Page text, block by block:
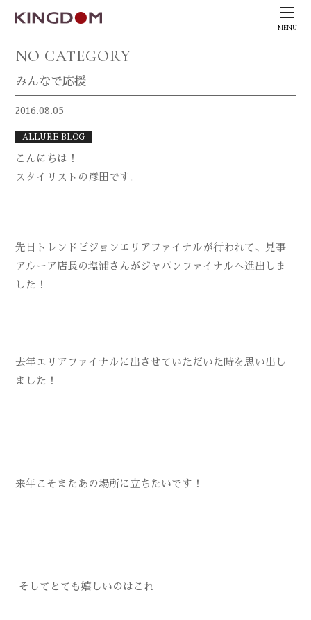
MENU
NO CATEGORY
みんなで応援
2016.08.05
ALLURE BLOG
こんにちは！
スタイリストの彦田です。
先日トレンドビジョンエリアファイナルが行われて、見事
アルーア店長の塩浦さんがジャパンファイナルへ進出しま
した！
去年エリアファイナルに出させていただいた時を思い出し
ました！
来年こそまたあの場所に立ちたいです！
そしてとても嬉しいのはこれ